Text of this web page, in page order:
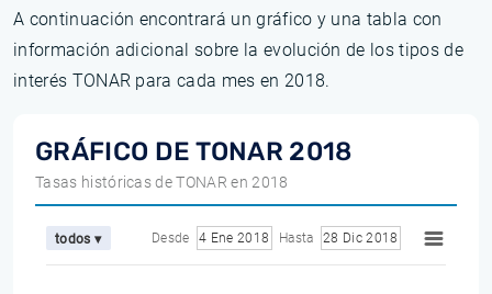
A continuación encontrará un gráfico y una tabla con
información adicional sobre la evolución de los tipos de
interés TONAR para cada mes en 2018.
GRÁFICO DE TONAR 2018
Tasas históricas de TONAR en 2018
todos ▾ Desde 4 Ene 2018 Hasta 28 Dic 2018